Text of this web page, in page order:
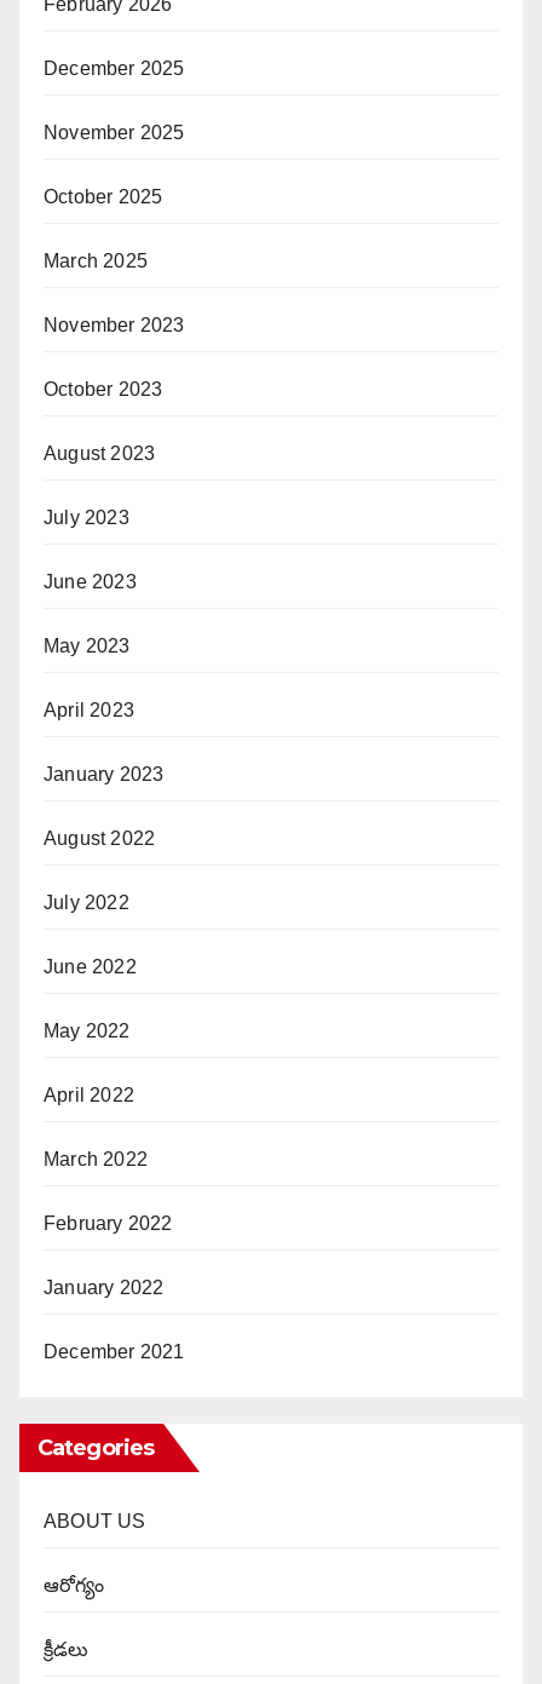
December 2025
November 2025
October 2025
March 2025
November 2023
October 2023
August 2023
July 2023
June 2023
May 2023
April 2023
January 2023
August 2022
July 2022
June 2022
May 2022
April 2022
March 2022
February 2022
January 2022
December 2021
Categories
ABOUT US
ఆరోగ్యం
క్రీడలు